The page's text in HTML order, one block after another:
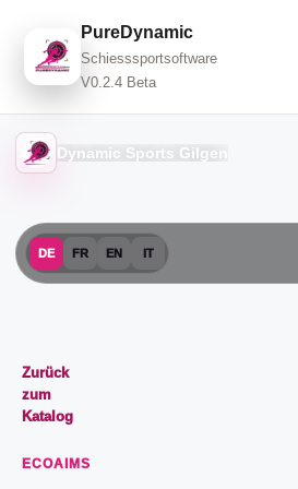
PureDynamic
Schiesssportsoftware
V0.2.4 Beta
Dynamic Sports Gilgen
DE FR EN IT
Zurück
zum
Katalog
ECOAIMS